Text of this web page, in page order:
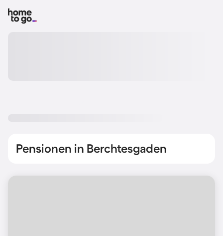
Pensionen in Berchtesgaden